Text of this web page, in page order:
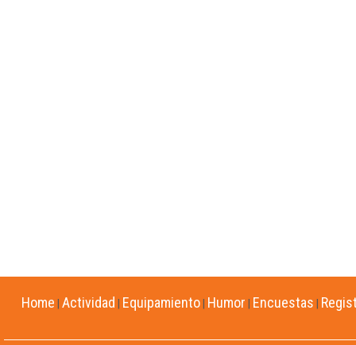
Home Actividad Equipamiento Humor Encuestas